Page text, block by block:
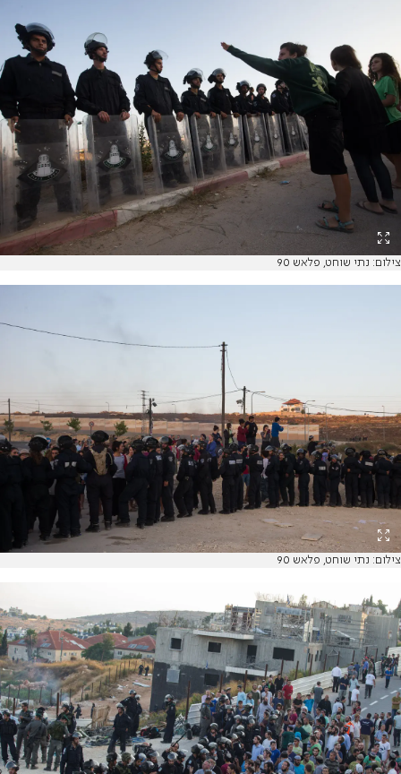
צילום: נתי שוחט, פלאש 90
צילום: נתי שוחט, פלאש 90